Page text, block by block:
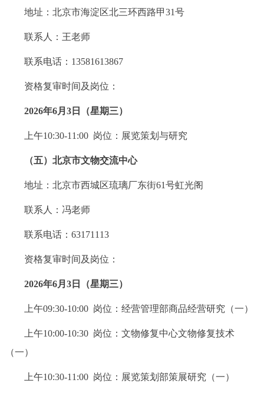
地址：北京市海淀区北三环西路甲31号
联系人：王老师
联系电话：13581613867
资格复审时间及岗位：
2026年6月3日（星期三）
上午10:30-11:00 岗位：展览策划与研究
（五）北京市文物交流中心
地址：北京市西城区琉璃厂东街61号虹光阁
联系人：冯老师
联系电话：63171113
资格复审时间及岗位：
2026年6月3日（星期三）
上午09:30-10:00 岗位：经营管理部商品经营研究（一）
上午10:00-10:30 岗位：文物修复中心文物修复技术
（一）
上午10:30-11:00 岗位：展览策划部策展研究（一）